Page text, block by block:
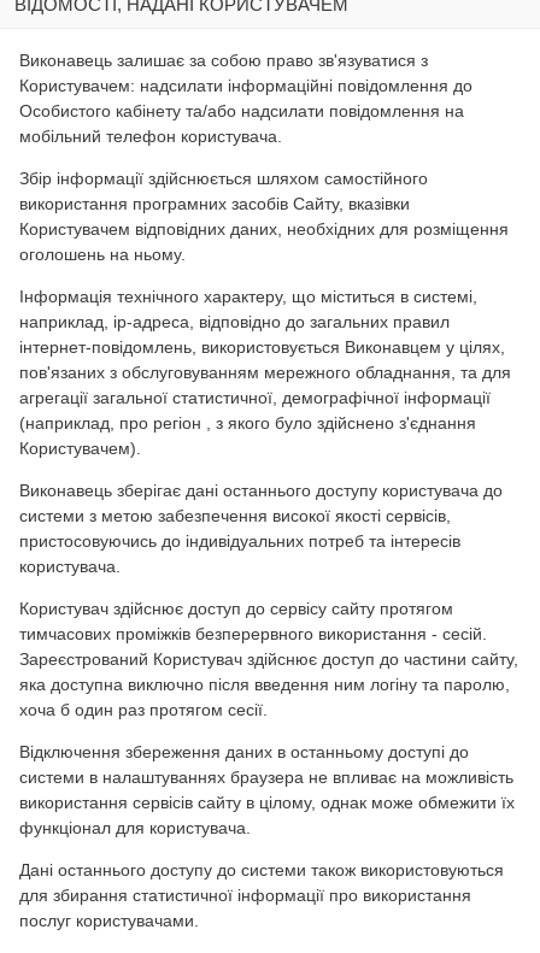
ВІДОМОСТІ, НАДАНІ КОРИСТУВАЧЕМ
Виконавець залишає за собою право зв'язуватися з
Користувачем: надсилати інформаційні повідомлення до
Особистого кабінету та/або надсилати повідомлення на
мобільний телефон користувача.
Збір інформації здійснюється шляхом самостійного
використання програмних засобів Сайту, вказівки
Користувачем відповідних даних, необхідних для розміщення
оголошень на ньому.
Інформація технічного характеру, що міститься в системі,
наприклад, ip-адреса, відповідно до загальних правил
інтернет-повідомлень, використовується Виконавцем у цілях,
пов'язаних з обслуговуванням мережного обладнання, та для
агрегації загальної статистичної, демографічної інформації
(наприклад, про регіон , з якого було здійснено з'єднання
Користувачем).
Виконавець зберігає дані останнього доступу користувача до
системи з метою забезпечення високої якості сервісів,
пристосовуючись до індивідуальних потреб та інтересів
користувача.
Користувач здійснює доступ до сервісу сайту протягом
тимчасових проміжків безперервного використання - сесій.
Зареєстрований Користувач здійснює доступ до частини сайту,
яка доступна виключно після введення ним логіну та паролю,
хоча б один раз протягом сесії.
Відключення збереження даних в останньому доступі до
системи в налаштуваннях браузера не впливає на можливість
використання сервісів сайту в цілому, однак може обмежити їх
функціонал для користувача.
Дані останнього доступу до системи також використовуються
для збирання статистичної інформації про використання
послуг користувачами.